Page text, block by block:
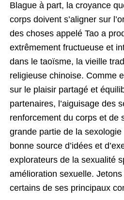
Blague à part, la croyance
corps doivent s’aligner sur
des choses appelé Tao a
extrêmement fructueuse et
dans le taoïsme, la vieille
religieuse chinoise. Comme
sur le plaisir partagé et
partenaires, l’aiguisage des
renforcement du corps et de
grande partie de la
bonne source d’idées et
explorateurs de la sexualité
amélioration sexuelle.
certains de ses principaux